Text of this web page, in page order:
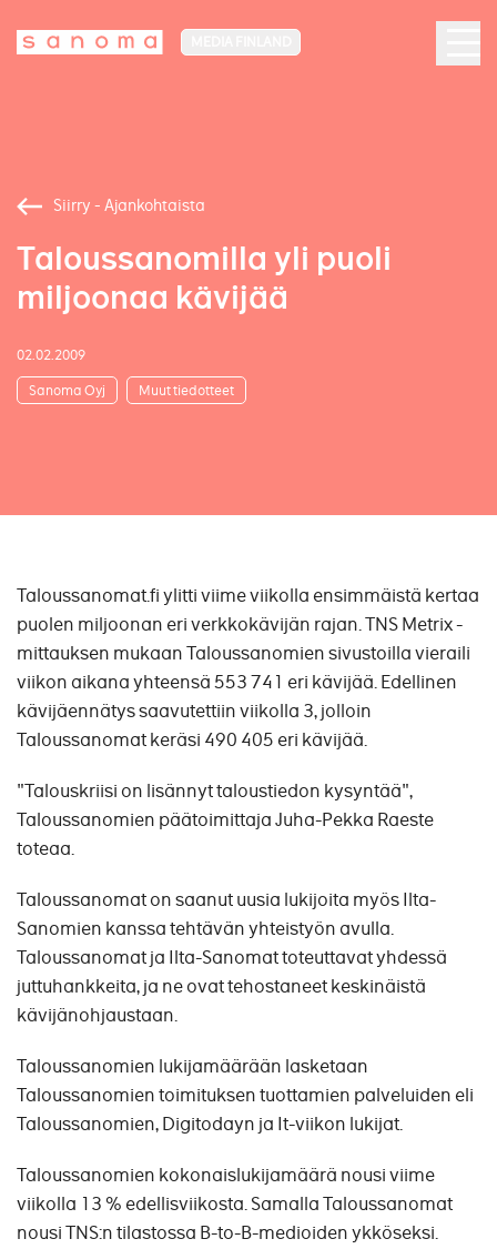
Siirry - Ajankohtaista
Taloussanomilla yli puoli
miljoonaa kävijää
02.02.2009
Sanoma Oyj Muut tiedotteet
Taloussanomat.fi ylitti viime viikolla ensimmäistä kertaa
puolen miljoonan eri verkkokävijän rajan. TNS Metrix -
mittauksen mukaan Taloussanomien sivustoilla vieraili
viikon aikana yhteensä 553 741 eri kävijää. Edellinen
kävijäennätys saavutettiin viikolla 3, jolloin
Taloussanomat keräsi 490 405 eri kävijää.
"Talouskriisi on lisännyt taloustiedon kysyntää",
Taloussanomien päätoimittaja Juha-Pekka Raeste
toteaa.
Taloussanomat on saanut uusia lukijoita myös Ilta-
Sanomien kanssa tehtävän yhteistyön avulla.
Taloussanomat ja Ilta-Sanomat toteuttavat yhdessä
juttuhankkeita, ja ne ovat tehostaneet keskinäistä
kävijänohjaustaan.
Taloussanomien lukijamäärään lasketaan
Taloussanomien toimituksen tuottamien palveluiden eli
Taloussanomien, Digitodayn ja It-viikon lukijat.
Taloussanomien kokonaislukijamäärä nousi viime
viikolla 13 % edellisviikosta. Samalla Taloussanomat
nousi TNS:n tilastossa B-to-B-medioiden ykköseksi.